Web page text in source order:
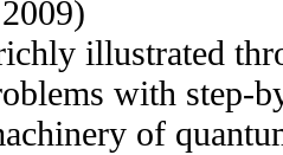
illustrated
with step-
of